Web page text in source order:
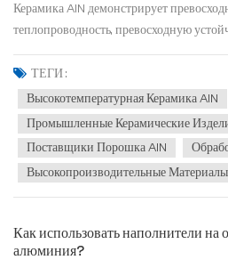
Керамика AlN демонстрирует
теплопроводность, превосходную
температурам, коррозионную
расширения, который соответствует
идеальным теплоотводящим и
поколения...
ТЕГИ :
Высокотемпературная Керамика AlN
Промышленные Керамические
Поставщики Порошка AlN
Высокопроизводительные
Как использовать наполнители на
алюминия?